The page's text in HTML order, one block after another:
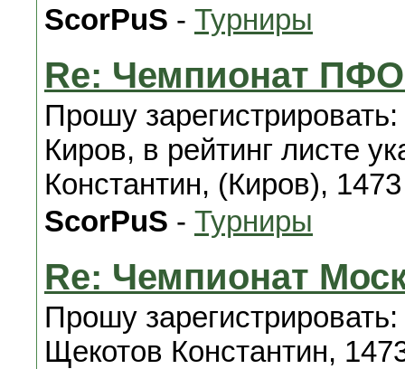
ScorPuS - Турниры
Re: Чемпионат ПФО
Прошу
Киров, в рейтинг листе
Константин, (Киров), 1473
ScorPuS - Турниры
Re: Чемпионат
Прошу
Щекотов Константин,